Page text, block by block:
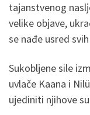
tajanstvenog
velike objave,
se nađe usred
Sukobljene sile
uvlače Kaana i
ujediniti njihove